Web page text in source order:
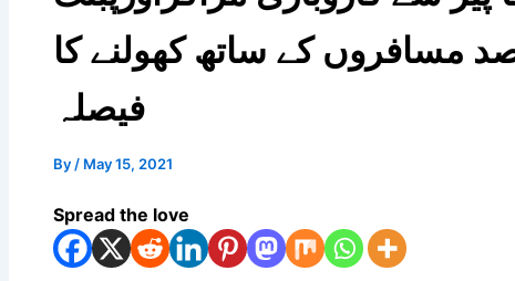
50 فیصد مسافروں کے ساتھ کھولنے کا
فیصلہ
By / May 15, 2021
Spread the love